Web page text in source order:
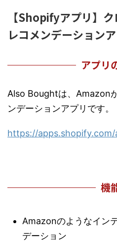
【Shopifyアプリ】
レコメンデーション
アプリ
Also Boughtは、Amazon
ンデーションアプリです。
https://
機
Amazonのようなイン
デーション